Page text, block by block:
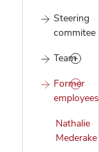
Steering
commitee
Team
Former
employees
Nathalie
Mederake